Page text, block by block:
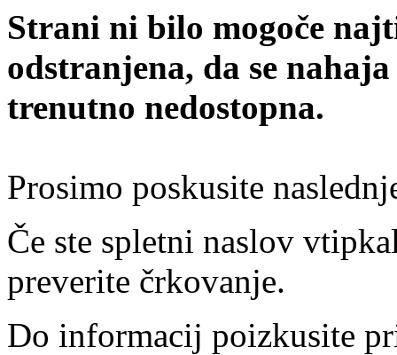
Strani ni bilo mogoče
odstranjena, da se
trenutno nedostopna.
Prosimo poskusite
Če ste spletni naslov
preverite črkovanje.
Do informacij poizkusite